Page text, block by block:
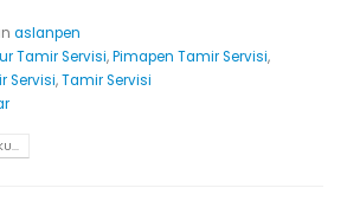
aslanpen
Tamir Servisi,Pimapen Tamir Servisi,
Servisi,Tamir Servisi